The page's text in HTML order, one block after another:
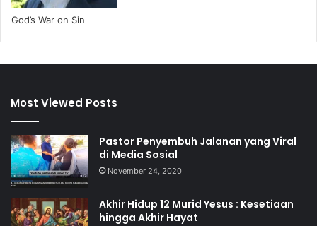
God’s War on Sin
Most Viewed Posts
Pastor Penyembuh Jalanan yang Viral
di Media Sosial
November 24, 2020
Akhir Hidup 12 Murid Yesus : Kesetiaan
hingga Akhir Hayat